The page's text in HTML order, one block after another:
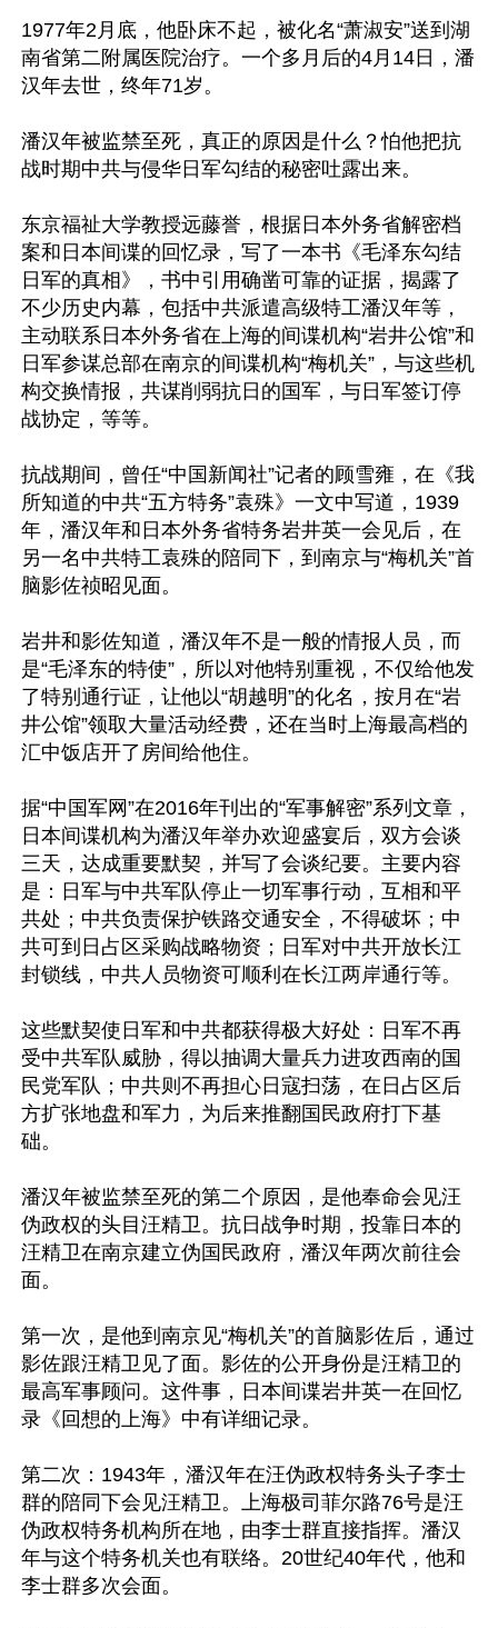
1977年2月底，他卧床不起，被化名“萧淑安”送到湖
南省第二附属医院治疗。一个多月后的4月14日，潘
汉年去世，终年71岁。
潘汉年被监禁至死，真正的原因是什么？怕他把抗
战时期中共与侵华日军勾结的秘密吐露出来。
东京福祉大学教授远藤誉，根据日本外务省解密档
案和日本间谍的回忆录，写了一本书《毛泽东勾结
日军的真相》，书中引用确凿可靠的证据，揭露了
不少历史内幕，包括中共派遣高级特工潘汉年等，
主动联系日本外务省在上海的间谍机构“岩井公馆”和
日军参谋总部在南京的间谍机构“梅机关”，与这些机
构交换情报，共谋削弱抗日的国军，与日军签订停
战协定，等等。
抗战期间，曾任“中国新闻社”记者的顾雪雍，在《我
所知道的中共“五方特务”袁殊》一文中写道，1939
年，潘汉年和日本外务省特务岩井英一会见后，在
另一名中共特工袁殊的陪同下，到南京与“梅机关”首
脑影佐祯昭见面。
岩井和影佐知道，潘汉年不是一般的情报人员，而
是“毛泽东的特使”，所以对他特别重视，不仅给他发
了特别通行证，让他以“胡越明”的化名，按月在“岩
井公馆”领取大量活动经费，还在当时上海最高档的
汇中饭店开了房间给他住。
据“中国军网”在2016年刊出的“军事解密”系列文章，
日本间谍机构为潘汉年举办欢迎盛宴后，双方会谈
三天，达成重要默契，并写了会谈纪要。主要内容
是：日军与中共军队停止一切军事行动，互相和平
共处；中共负责保护铁路交通安全，不得破坏；中
共可到日占区采购战略物资；日军对中共开放长江
封锁线，中共人员物资可顺利在长江两岸通行等。
这些默契使日军和中共都获得极大好处：日军不再
受中共军队威胁，得以抽调大量兵力进攻西南的国
民党军队；中共则不再担心日寇扫荡，在日占区后
方扩张地盘和军力，为后来推翻国民政府打下基
础。
潘汉年被监禁至死的第二个原因，是他奉命会见汪
伪政权的头目汪精卫。抗日战争时期，投靠日本的
汪精卫在南京建立伪国民政府，潘汉年两次前往会
面。
第一次，是他到南京见“梅机关”的首脑影佐后，通过
影佐跟汪精卫见了面。影佐的公开身份是汪精卫的
最高军事顾问。这件事，日本间谍岩井英一在回忆
录《回想的上海》中有详细记录。
第二次：1943年，潘汉年在汪伪政权特务头子李士
群的陪同下会见汪精卫。上海极司菲尔路76号是汪
伪政权特务机构所在地，由李士群直接指挥。潘汉
年与这个特务机关也有联络。20世纪40年代，他和
李士群多次会面。